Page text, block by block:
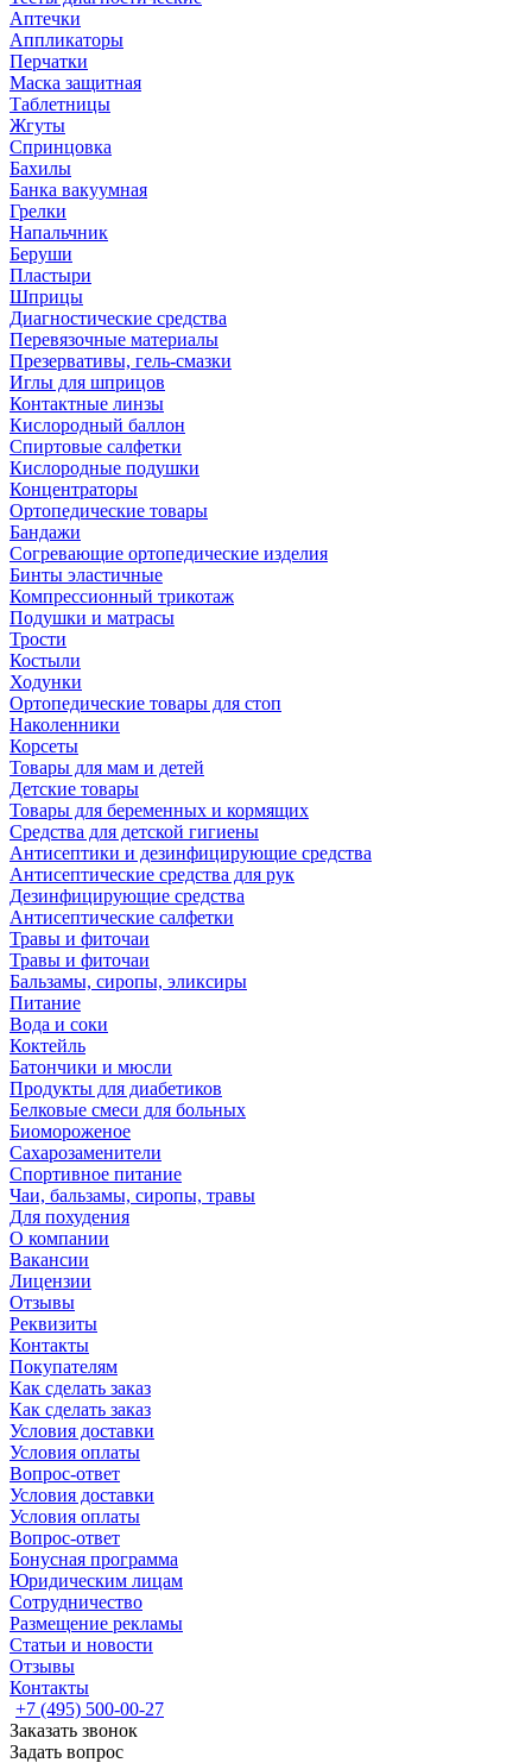
Аптечки
Аппликаторы
Перчатки
Маска защитная
Таблетницы
Жгуты
Спринцовка
Бахилы
Банка вакуумная
Грелки
Напальчник
Беруши
Пластыри
Шприцы
Диагностические средства
Перевязочные материалы
Презервативы, гель-смазки
Иглы для шприцов
Контактные линзы
Кислородный баллон
Спиртовые салфетки
Кислородные подушки
Концентраторы
Ортопедические товары
Бандажи
Согревающие ортопедические изделия
Бинты эластичные
Компрессионный трикотаж
Подушки и матрасы
Трости
Костыли
Ходунки
Ортопедические товары для стоп
Наколенники
Корсеты
Товары для мам и детей
Детские товары
Товары для беременных и кормящих
Средства для детской гигиены
Антисептики и дезинфицирующие средства
Антисептические средства для рук
Дезинфицирующие средства
Антисептические салфетки
Травы и фиточаи
Травы и фиточаи
Бальзамы, сиропы, эликсиры
Питание
Вода и соки
Коктейль
Батончики и мюсли
Продукты для диабетиков
Белковые смеси для больных
Биомороженое
Сахарозаменители
Спортивное питание
Чаи, бальзамы, сиропы, травы
Для похудения
О компании
Вакансии
Лицензии
Отзывы
Реквизиты
Контакты
Покупателям
Как сделать заказ
Как сделать заказ
Условия доставки
Условия оплаты
Вопрос-ответ
Условия доставки
Условия оплаты
Вопрос-ответ
Бонусная программа
Юридическим лицам
Сотрудничество
Размещение рекламы
Статьи и новости
Отзывы
Контакты
+7 (495) 500-00-27
Заказать звонок
Задать вопрос